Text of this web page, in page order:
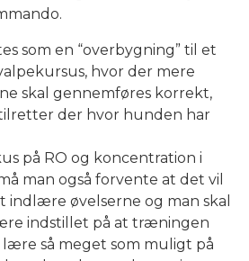
som en “overbygning” til et
hvor der mere
skal gennemføres korrekt,
der hvor hunden har
på RO og koncentration i
man også forvente at det vil
øvelserne og man skal
indstillet på at træningen
så meget som muligt på